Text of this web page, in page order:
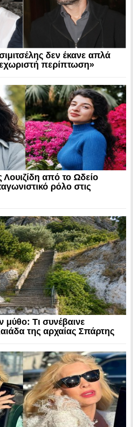
δεν έκανε απλά
περίπτωση»
από το Ωδείο
ρόλο στις
μύθο: Τι συνέβαινε
της αρχαίας Σπάρτης